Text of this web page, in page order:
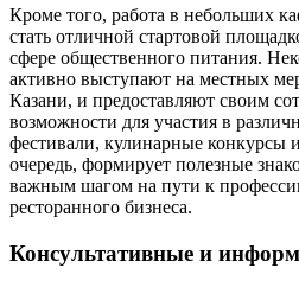
Кроме того, работа в небольших
стать отличной стартовой
сфере общественного питания.
активно выступают на местных
Казани, и предоставляют своим
возможности для участия в
фестивали, кулинарные конкурсы
очередь, формирует полезные
важным шагом на пути к
ресторанного бизнеса.
Консультативные и